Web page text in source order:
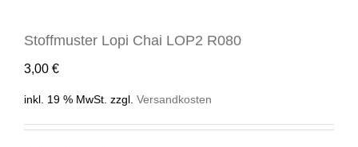
Stoffmuster Lopi Chai LOP2 R080
3,00 €
inkl. 19 % MwSt. zzgl. Versandkosten